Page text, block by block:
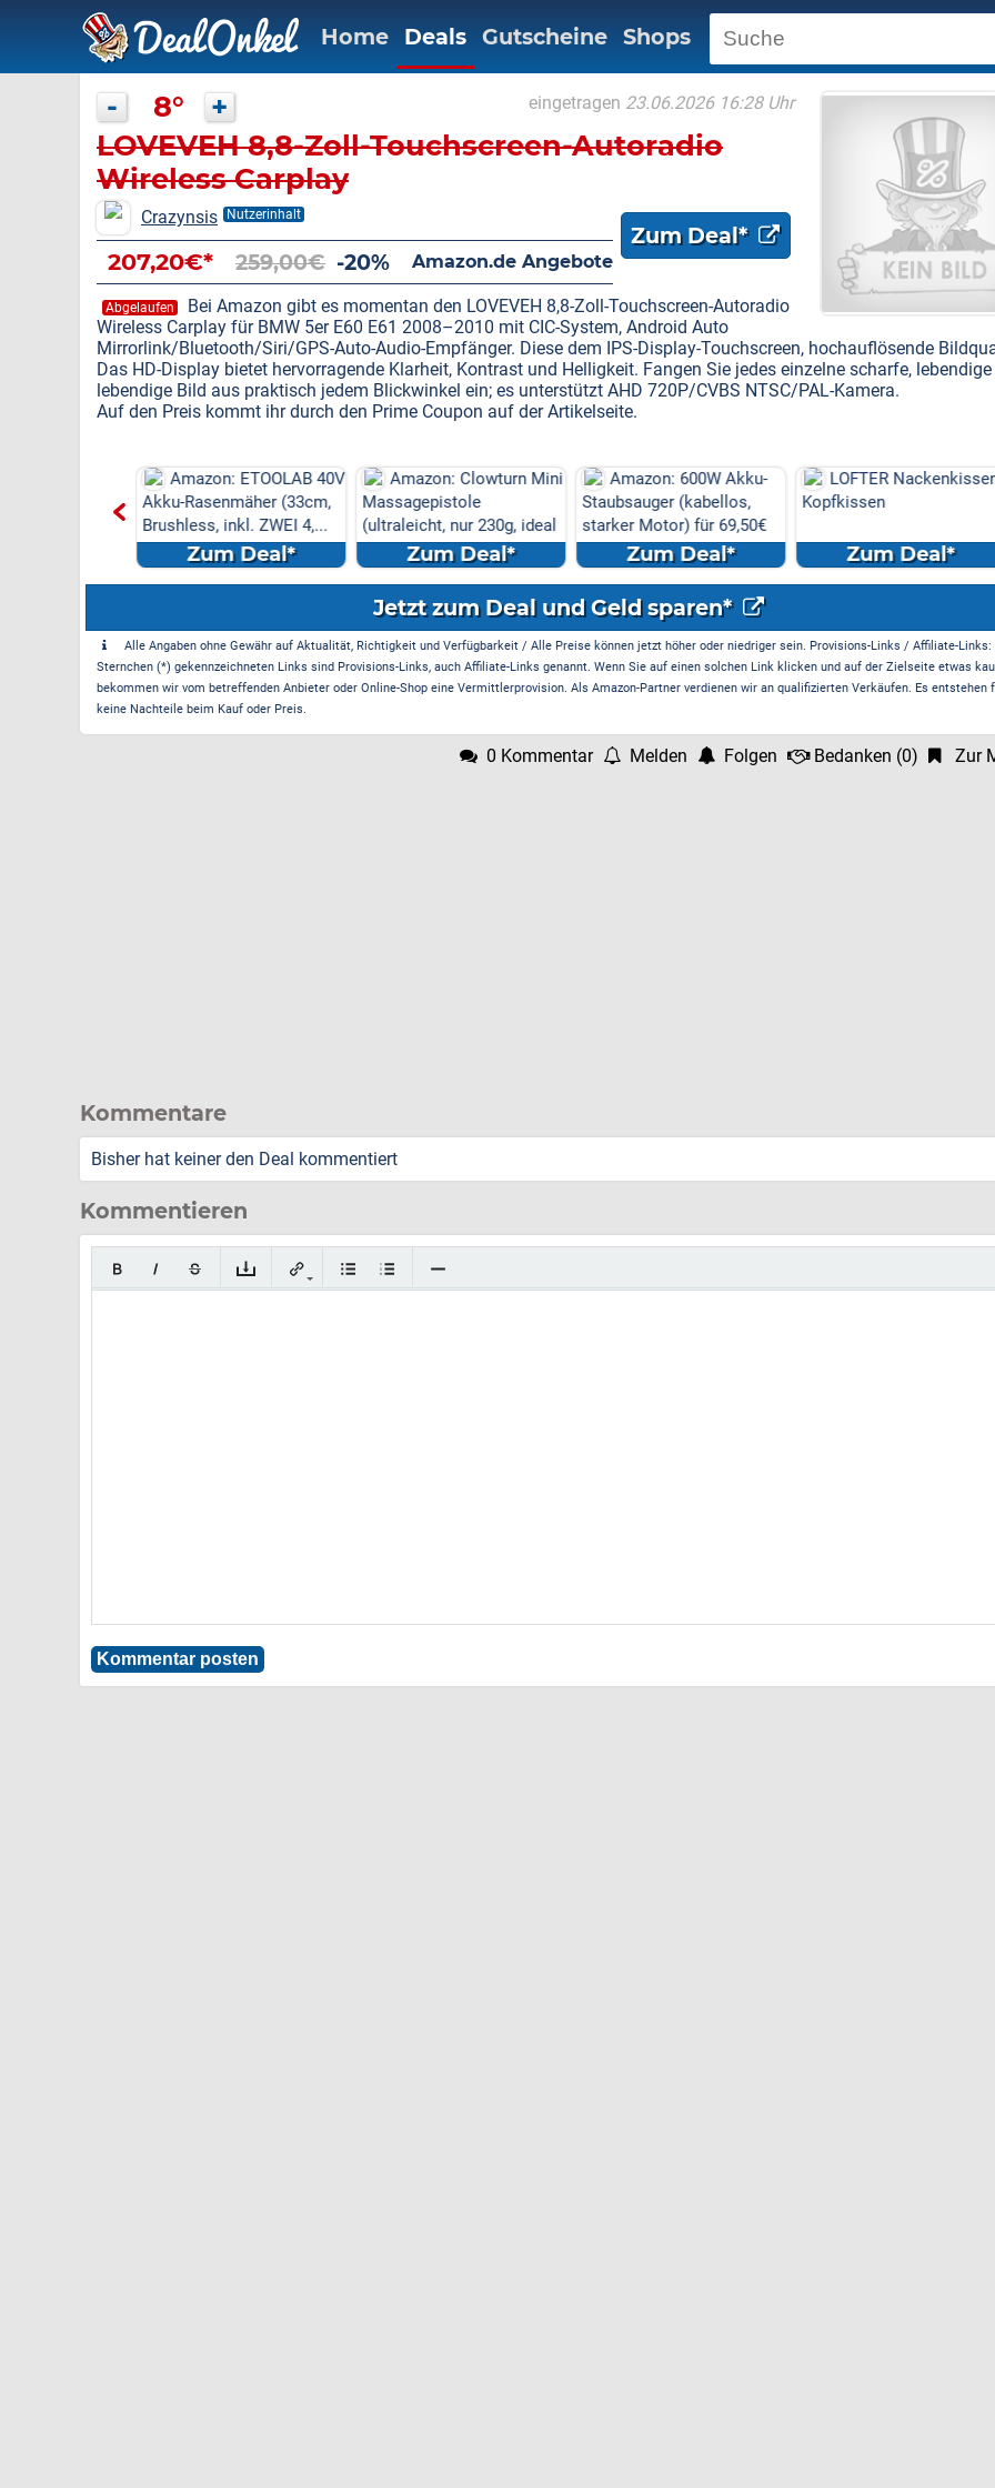
Home Deals Gutscheine Shops
- 8° + eingetragen 23.06.2026 16:28 Uhr
LOVEVEH 8,8-Zoll-Touchscreen-Autoradio
Wireless Carplay
Crazynsis Nutzerinhalt
Zum Deal*
207,20€* 259,00€ -20% Amazon.de Angebote
Abgelaufen
Bei Amazon gibt es momentan den LOVEVEH 8,8-Zoll-Touchscreen-Autoradio
Wireless Carplay für BMW 5er E60 E61 2008–2010 mit CIC-System, Android Auto
Mirrorlink/Bluetooth/Siri/GPS-Auto-Audio-Empfänger. Diese dem IPS-Display-Touchscreen, hochauflösende
Das HD-Display bietet hervorragende Klarheit, Kontrast und Helligkeit. Fangen Sie jedes einzelne scharfe,
lebendige Bild aus praktisch jedem Blickwinkel ein; es unterstützt AHD 720P/CVBS NTSC/PAL-Kamera.
Auf den Preis kommt ihr durch den Prime Coupon auf der Artikelseite.
Amazon: Clowturn Mini
Massagepistole
(ultraleicht, nur 230g, ideal
...
Zum Deal*
Amazon: 600W Akku-
Staubsauger (kabellos,
starker Motor) für 69,50€
Zum Deal*
LOFTER Nackenkissen
Kopfkissen
Zum Deal*
LOFTER
Kopfkissen
Zum Deal*
Jetzt zum Deal und Geld sparen*
Alle Angaben ohne Gewähr auf Aktualität, Richtigkeit und Verfügbarkeit / Alle Preise können jetzt höher oder niedriger sein. Provisions-Links / Affiliate-
Sternchen (*) gekennzeichneten Links sind Provisions-Links, auch Affiliate-Links genannt. Wenn Sie auf einen solchen Link klicken und auf der Zielseite etwas
bekommen wir vom betreffenden Anbieter oder Online-Shop eine Vermittlerprovision. Als Amazon-Partner verdienen wir an qualifizierten Verkäufen. Es entstehen
keine Nachteile beim Kauf oder Preis.
0 Kommentar Melden Folgen Bedanken (0) Zur
Kommentare
Bisher hat keiner den Deal kommentiert
Kommentieren